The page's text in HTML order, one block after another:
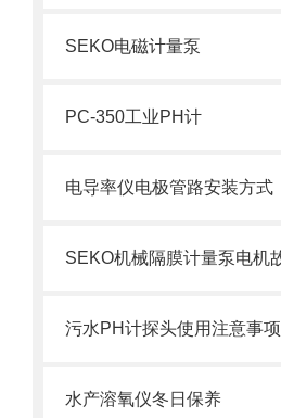
SEKO电磁计量泵
PC-350工业PH计
电导率仪电极管路安装方式
污水PH计探头使用注意事项
水产溶氧仪冬日保养